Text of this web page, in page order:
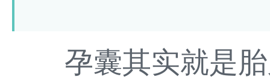
孕囊其实就是胎